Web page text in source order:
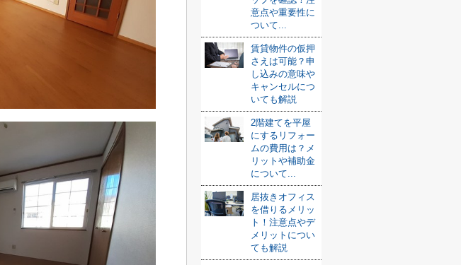
意点や重要性に
ついて...
賃貸物件の仮押
さえは可能？申
し込みの意味や
キャンセルにつ
いても解説
2階建てを平屋
にするリフォー
ムの費用は？メ
リットや補助金
について...
居抜きオフィス
を借りるメリッ
ト！注意点やデ
メリットについ
ても解説